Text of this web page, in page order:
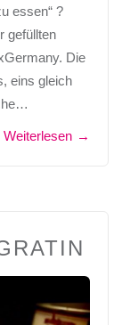
essen“ ?
gefüllten
Die
eins gleich
Weiterlesen →